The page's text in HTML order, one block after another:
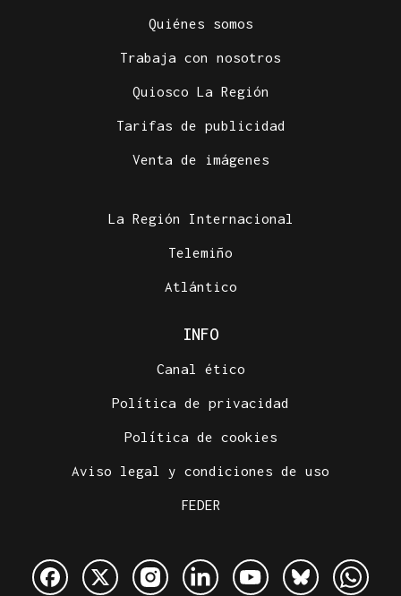
Quiénes somos
Trabaja con nosotros
Quiosco La Región
Tarifas de publicidad
Venta de imágenes
La Región Internacional
Telemiño
Atlántico
INFO
Canal ético
Política de privacidad
Política de cookies
Aviso legal y condiciones de uso
FEDER